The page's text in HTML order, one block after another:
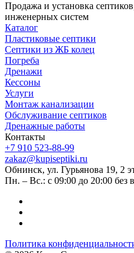
Продажа и установка
инженерных систем
Каталог
Пластиковые септики
Септики из ЖБ колец
Погреба
Дренажи
Кессоны
Услуги
Монтаж канализации
Обслуживание септиков
Дренажные работы
Контакты
+7 910 523-88-99
zakaz@kupiseptiki.ru
Обнинск, ул. Гурьянова 19, 2
Пн. – Вс.: с 09:00 до 20:00 без
Политика